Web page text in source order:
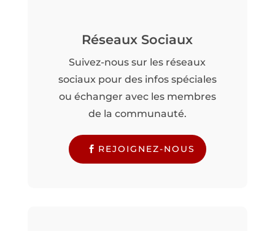
Réseaux Sociaux
Suivez-nous sur les réseaux
sociaux pour des infos spéciales
ou échanger avec les membres
de la communauté.
REJOIGNEZ-NOUS